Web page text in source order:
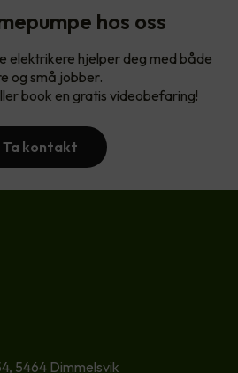
hos oss
elektrikere hjelper deg med både
og små jobber.
book en gratis videobefaring!
Ta kontakt
5464 Dimmelsvik